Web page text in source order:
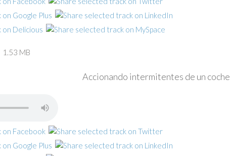
1.53 MB
Accionando intermitentes de un coche